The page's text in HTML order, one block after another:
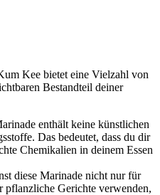
Kee bietet eine Vielzahl von
Bestandteil deiner
enthält keine künstlichen
Das bedeutet, dass du dir
Chemikalien in deinem Essen
diese Marinade nicht nur für
pflanzliche Gerichte verwenden,